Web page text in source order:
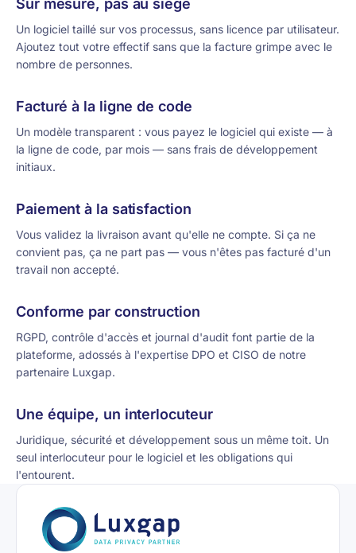
Sur mesure, pas au siège
Un logiciel taillé sur vos processus, sans licence par utilisateur.
Ajoutez tout votre effectif sans que la facture grimpe avec le
nombre de personnes.
Facturé à la ligne de code
Un modèle transparent : vous payez le logiciel qui existe — à
la ligne de code, par mois — sans frais de développement
initiaux.
Paiement à la satisfaction
Vous validez la livraison avant qu'elle ne compte. Si ça ne
convient pas, ça ne part pas — vous n'êtes pas facturé d'un
travail non accepté.
Conforme par construction
RGPD, contrôle d'accès et journal d'audit font partie de la
plateforme, adossés à l'expertise DPO et CISO de notre
partenaire Luxgap.
Une équipe, un interlocuteur
Juridique, sécurité et développement sous un même toit. Un
seul interlocuteur pour le logiciel et les obligations qui
l'entourent.